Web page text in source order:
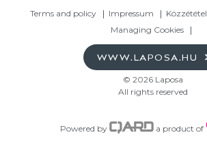
Terms and policy Impressum
Managing Cookies
WWW.LAPOSA.HU
© 2026 Laposa
All rights reserved
Powered by a product of